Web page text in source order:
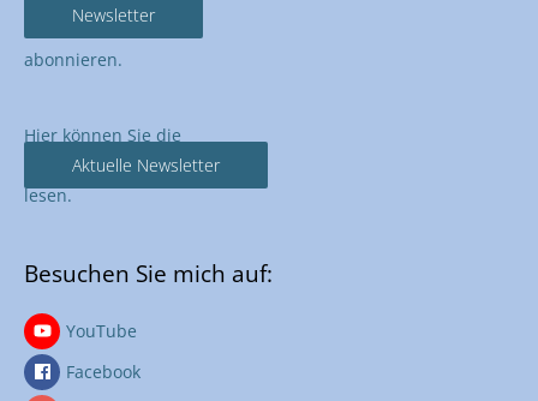
Newsletter
abonnieren.
Hier können Sie die
Aktuelle Newsletter
lesen.
Besuchen Sie mich auf:
YouTube
Facebook